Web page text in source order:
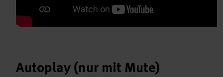
Autoplay (nur mit Mute)